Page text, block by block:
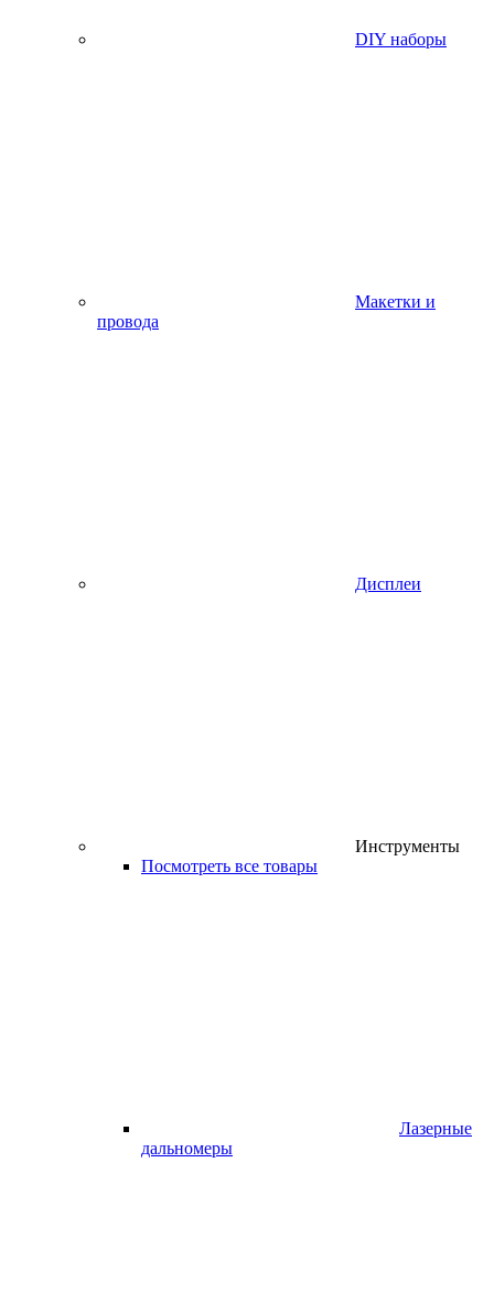
DIY наборы
Макетки и
провода
Дисплеи
Инструменты
Посмотреть все товары
Лазерные
дальномеры